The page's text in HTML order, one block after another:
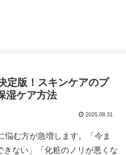
定版！スキンケアのプ
湿ケア方法
2025.08.31
悩む方が急増します。「今ま
きない」「化粧のノリが悪くな